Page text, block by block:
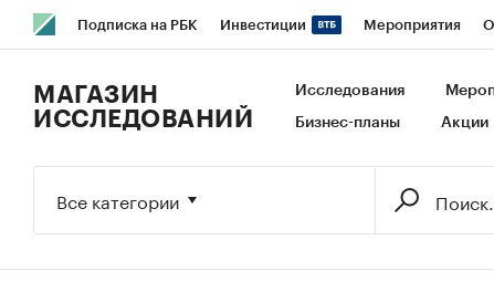
Подписка на РБК Инвестиции Мероприятия
Исследования Кредитные рейтинги Франшизы
МАГАЗИН
ИССЛЕДОВАНИЙ
Исследования
Бизнес-планы Акции
Все категории